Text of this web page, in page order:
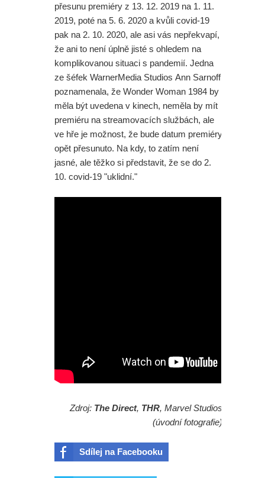
přesunu premiéry z 13. 12. 2019 na 1. 11.
2019, poté na 5. 6. 2020 a kvůli covid-19
pak na 2. 10. 2020, ale asi vás nepřekvapí,
že ani to není úplně jisté s ohledem na
komplikovanou situaci s pandemií. Jedna
ze šéfek WarnerMedia Studios Ann Sarnoff
poznamenala, že Wonder Woman 1984 by
měla být uvedena v kinech, neměla by mít
premiéru na streamovacích službách, ale
ve hře je možnost, že bude datum premiéry
opět přesunuto. Na kdy, to zatím není
jasné, ale těžko si představit, že se do 2.
10. covid-19 "uklidní."
Zdroj: The Direct, THR, Marvel Studios
(úvodní fotografie)
Sdílej na Facebooku